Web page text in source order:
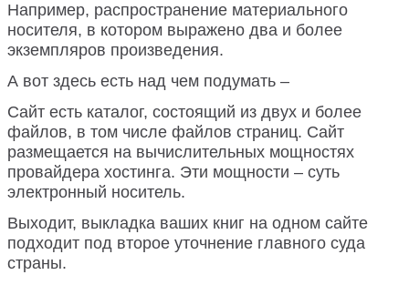
Например, распространение материального
носителя, в котором выражено два и более
экземпляров произведения.
А вот здесь есть над чем подумать –
Сайт есть каталог, состоящий из двух и более
файлов, в том числе файлов страниц. Сайт
размещается на вычислительных мощностях
провайдера хостинга. Эти мощности – суть
электронный носитель.
Выходит, выкладка ваших книг на одном сайте
подходит под второе уточнение главного суда
страны.